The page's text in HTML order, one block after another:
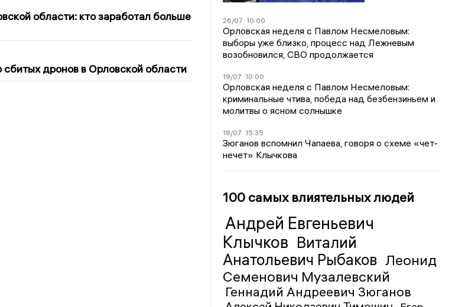
области: кто заработал больше
сбитых дронов в Орловской области
26/07 10:00
Орловская неделя с Павлом Несмеловым:
выборы уже близко, процесс над Лежневым
возобновился, СВО продолжается
19/07 10:00
Орловская неделя с Павлом Несмеловым:
криминальные чтива, победа над безбензиньем и
молитвы о ясном солнышке
18/07 15:35
Зюганов вспомнил Чапаева, говоря о схеме «чет-
нечет» Клычкова
100 самых влиятельных людей
Андрей Евгеньевич
Клычков Виталий
Анатольевич Рыбаков Леонид
Семенович Музалевский
Геннадий Андреевич Зюганов